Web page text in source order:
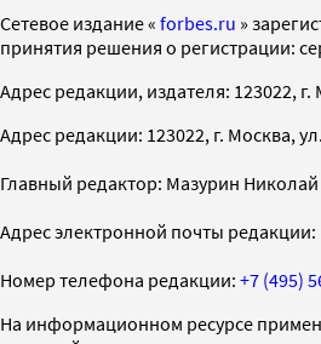
Cетевое издание « forbes.ru »
принятия решения о регистрации:
Адрес редакции, издателя: 123022, г.
Адрес редакции: 123022, г. Москва,
Главный редактор: Мазурин
Адрес электронной почты редакции:
Номер телефона редакции: +7 (495)
На информационном ресурсе